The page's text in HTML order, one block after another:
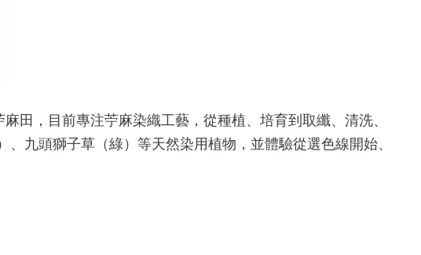
田，目前專注苧麻染織工藝，從種植、培育到取纖、清洗、
九頭獅子草（綠）等天然染用植物，並體驗從選色線開始、